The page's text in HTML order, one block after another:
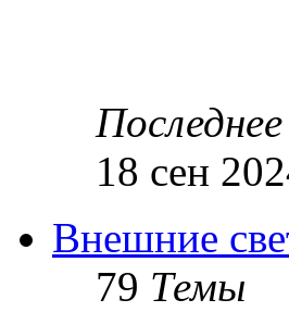
18 сен
Внешние
79 Темы